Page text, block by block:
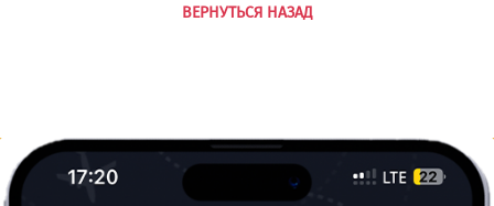
ВЕРНУТЬСЯ НАЗАД